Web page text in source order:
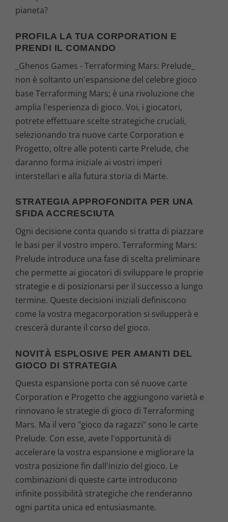
pianeta?
PROFILA LA TUA CORPORATION E
PRENDI IL COMANDO
_Ghenos Games - Terraforming Mars: Prelude_
non è soltanto un'espansione del celebre gioco
base Terraforming Mars; è una rivoluzione che
amplia l'esperienza di gioco. Voi, i giocatori,
potrete effettuare scelte strategiche cruciali,
selezionando tra nuove carte Corporation e
Progetto, oltre alle potenti carte Prelude, che
daranno forma iniziale ai vostri imperi
interstellari e alla futura storia di Marte.
STRATEGIA APPROFONDITA PER UNA
SFIDA ACCRESCIUTA
Ogni decisione conta quando si tratta di piazzare
le basi per il vostro impero. Terraforming Mars:
Prelude introduce una fase di scelta preliminare
che permette ai giocatori di sviluppare le proprie
strategie e di posizionarsi per il successo a lungo
termine. Queste decisioni iniziali definiscono
come la vostra megacorporation si svilupperà e
crescerà durante il corso del gioco.
NOVITÀ ESPLOSIVE PER AMANTI DEL
GIOCO DI STRATEGIA
Questa espansione porta con sé nuove carte
Corporation e Progetto che aggiungono varietà e
rinnovano le strategie di gioco di Terraforming
Mars. Ma il vero "gioco da ragazzi" sono le carte
Prelude. Con esse, avete l'opportunità di
accelerare la vostra espansione e migliorare la
vostra posizione fin dall'inizio del gioco. Le
combinazioni di queste carte introducono
infinite possibilità strategiche che renderanno
ogni partita unica ed entusiasmante.